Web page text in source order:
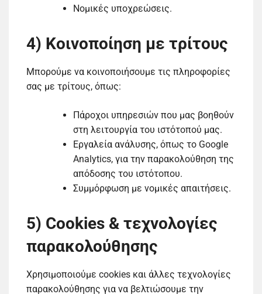
Νομικές υποχρεώσεις.
4) Κοινοποίηση με τρίτους
Μπορούμε να κοινοποιήσουμε τις πληροφορίες
σας με τρίτους, όπως:
Πάροχοι υπηρεσιών που μας βοηθούν
στη λειτουργία του ιστότοπού μας.
Εργαλεία ανάλυσης, όπως το Google
Analytics, για την παρακολούθηση της
απόδοσης του ιστότοπου.
Συμμόρφωση με νομικές απαιτήσεις.
5) Cookies & τεχνολογίες
παρακολούθησης
Χρησιμοποιούμε cookies και άλλες τεχνολογίες
παρακολούθησης για να βελτιώσουμε την